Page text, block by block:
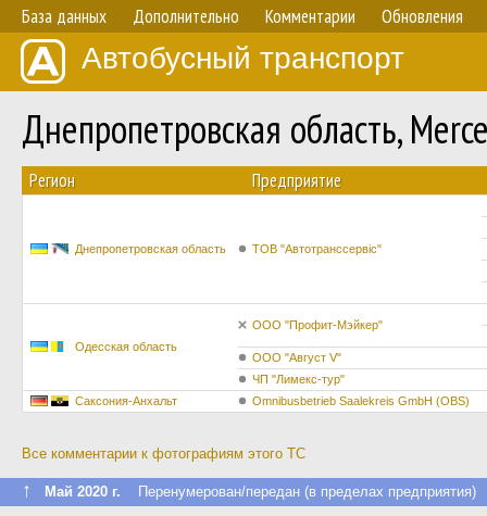
База данных Дополнительно Комментарии Обновления
Автобусный транспорт
Днепропетровская область,
Регион Предприятие
Днепропетровская область ТОВ "Автотранссервіс"
Одесская область
ООО "Профит-Mэйкер"
ООО "Август V"
ЧП "Лимекс-тур"
Саксония-Анхальт
Omnibusbetrieb Saalekreis GmbH (OBS)
Все комментарии к фотографиям этого ТС
↑ Май 2020 г. Перенумерован/передан (в пределах предприятия)